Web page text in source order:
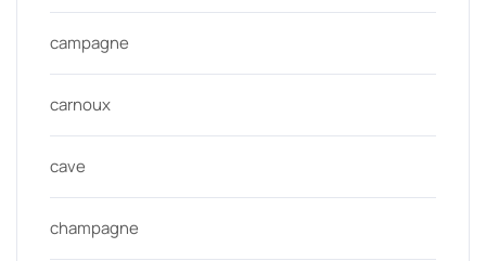
campagne
carnoux
cave
champagne